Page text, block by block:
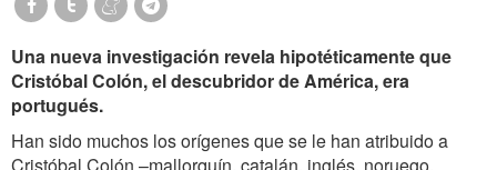
Una nueva investigación revela hipotéticamente que
Cristóbal Colón, el descubridor de América, era
portugués.
Han sido muchos los orígenes que se le han atribuido a